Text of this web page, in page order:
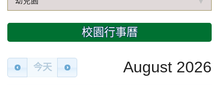
校園行事曆
今天 August 2026